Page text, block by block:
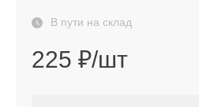
В пути на склад
225 ₽/шт